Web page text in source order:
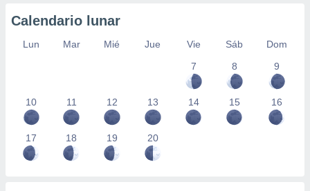
Calendario lunar
Lun Mar Mié Jue Vie Sáb
Dom
7
8 9
10 11 12 13 14 15 16
17 18 19 20